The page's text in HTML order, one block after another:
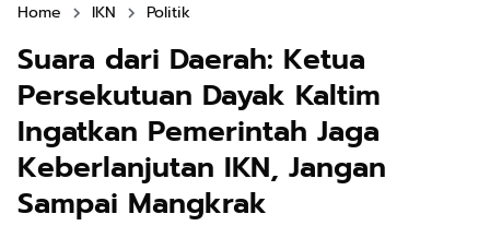
Home IKN Politik
Suara dari Daerah: Ketua
Persekutuan Dayak Kaltim
Ingatkan Pemerintah Jaga
Keberlanjutan IKN, Jangan
Sampai Mangkrak